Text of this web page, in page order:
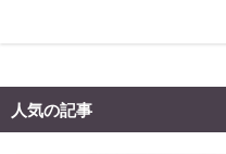
人気の記事